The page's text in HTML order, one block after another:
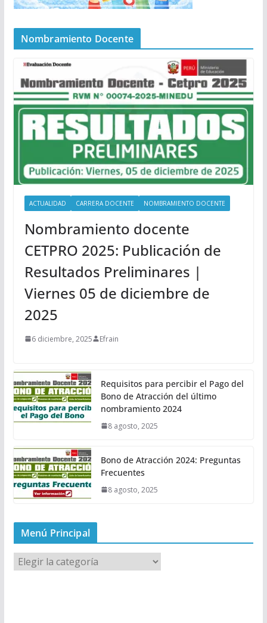
Nombramiento Docente
ACTUALIDAD CARRERA DOCENTE NOMBRAMIENTO DOCENTE
Nombramiento docente
CETPRO 2025: Publicación de
Resultados Preliminares |
Viernes 05 de diciembre de
2025
6 diciembre, 2025 Efrain
Requisitos para percibir el Pago del
Bono de Atracción del último
nombramiento 2024
8 agosto, 2025
Bono de Atracción 2024: Preguntas
Frecuentes
8 agosto, 2025
Menú Principal
M
e